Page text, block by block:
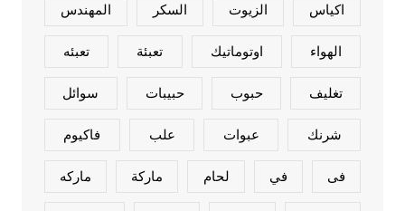
اكياس الزيوت السكر المهندس
الهواء اوتوماتيك تعبئة تعبئه
تغليف حبوب حبيبات سوائل
شرنك عبوات علب فاكيوم
فى في لحام ماركة ماركه